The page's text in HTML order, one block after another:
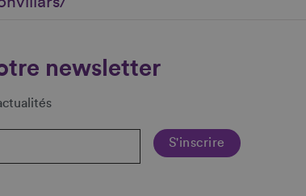
newsletter